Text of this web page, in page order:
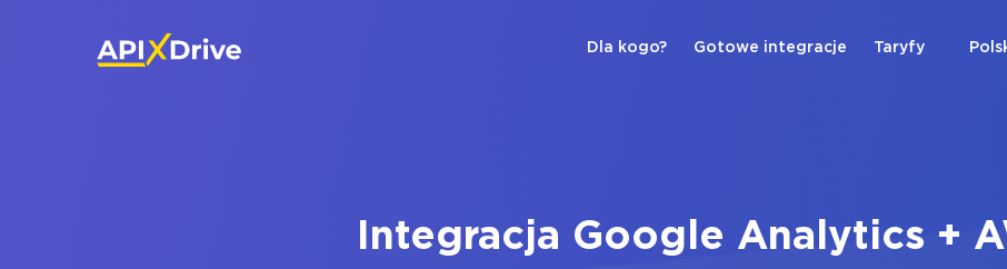
Dla kogo? Gotowe integracje Taryfy
Integracja Google Analytics +